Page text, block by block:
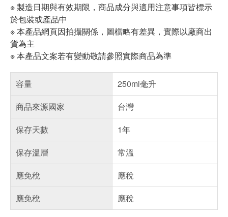
※ 製造日期與有效期限，商品成分與適用注意事項皆標示
於包裝或產品中
※ 本產品網頁因拍攝關係，圖檔略有差異，實際以廠商出
貨為主
※ 本產品文案若有變動敬請參照實際商品為準
容量
250ml毫升
商品來源國家
台灣
保存天數
1年
保存溫層
常溫
應免稅
應稅
應免稅
應稅